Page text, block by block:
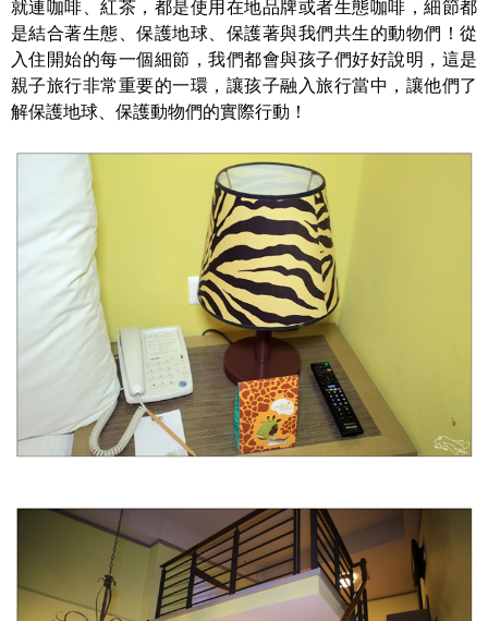
就連咖啡、紅茶，都是使用在地品牌或者生態咖啡，細節都
是結合著生態、保護地球、保護著與我們共生的動物們！從
入住開始的每一個細節，我們都會與孩子們好好說明，這是
親子旅行非常重要的一環，讓孩子融入旅行當中，讓他們了
解保護地球、保護動物們的實際行動！